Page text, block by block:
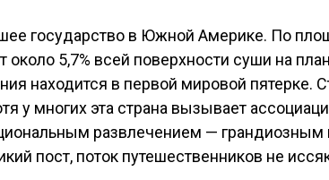
государство в Южной Америке. По
около 5,7% всей поверхности суши на
находится в первой мировой пятерке.
у многих эта страна вызывает
развлечением — грандиозным
пост, поток путешественников не